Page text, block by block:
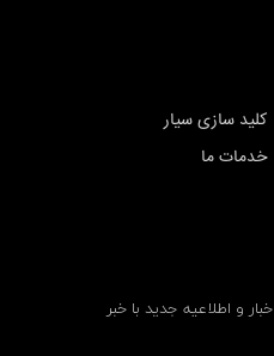
کلید سازی سیار
خدمات ما
و اطلاعیه جدید با خبر